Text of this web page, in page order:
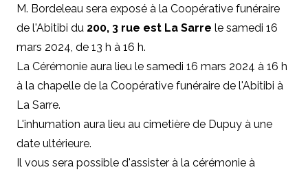
M. Bordeleau sera exposé à la Coopérative funéraire
de l'Abitibi du 200, 3 rue est La Sarre le samedi 16
mars 2024, de 13 h à 16 h.
La Cérémonie aura lieu le samedi 16 mars 2024 à 16 h
à la chapelle de la Coopérative funéraire de l'Abitibi à
La Sarre.
L'inhumation aura lieu au cimetière de Dupuy à une
date ultérieure.
Il vous sera possible d'assister à la cérémonie à